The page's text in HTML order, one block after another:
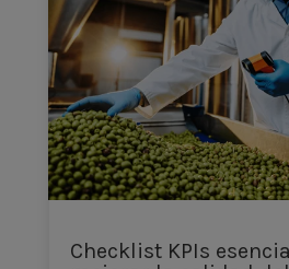
Checklist KPIs